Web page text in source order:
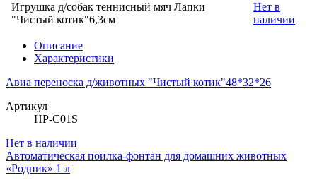
Игрушка д/собак теннисный мяч Лапки
"Чистый котик"6,3см
Нет в
наличии
Описание
Характеристики
Авиа переноска д/животных "Чистый котик"48*32*26
Артикул
HP-C01S
Нет в наличии
Автоматическая поилка-фонтан для домашних животных
«Родник» 1 л